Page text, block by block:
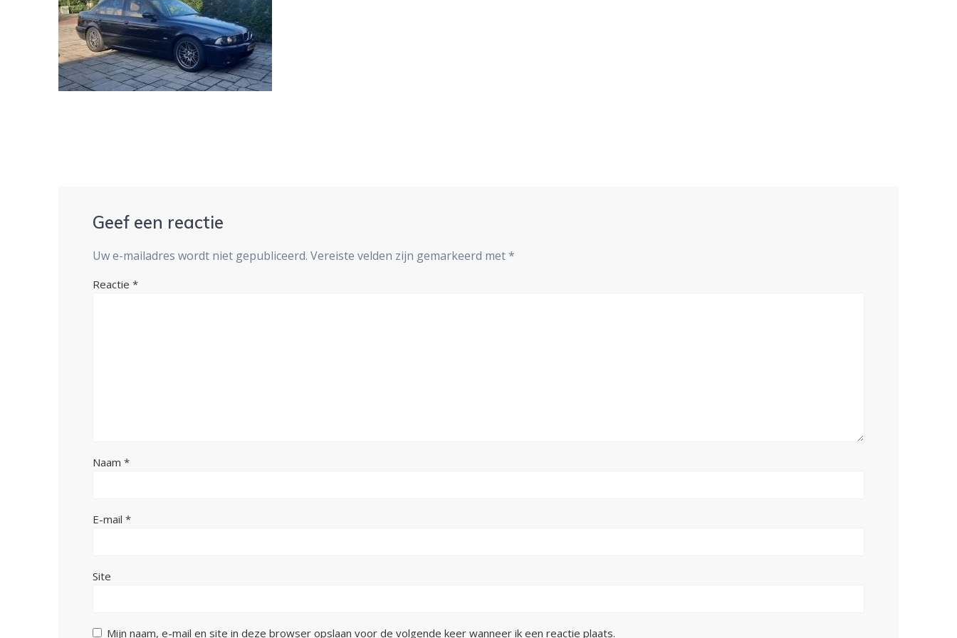
Geef een reactie
Uw e-mailadres wordt niet gepubliceerd. Vereiste velden zijn gemarkeerd met*
Reactie*
Naam*
E-mail*
Site
Mijn naam, e-mail en site in deze browser opslaan voor de volgende keer wanneer ik een reactie plaats.